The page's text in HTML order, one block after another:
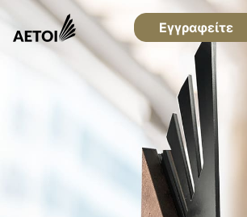
Εγγραφείτε